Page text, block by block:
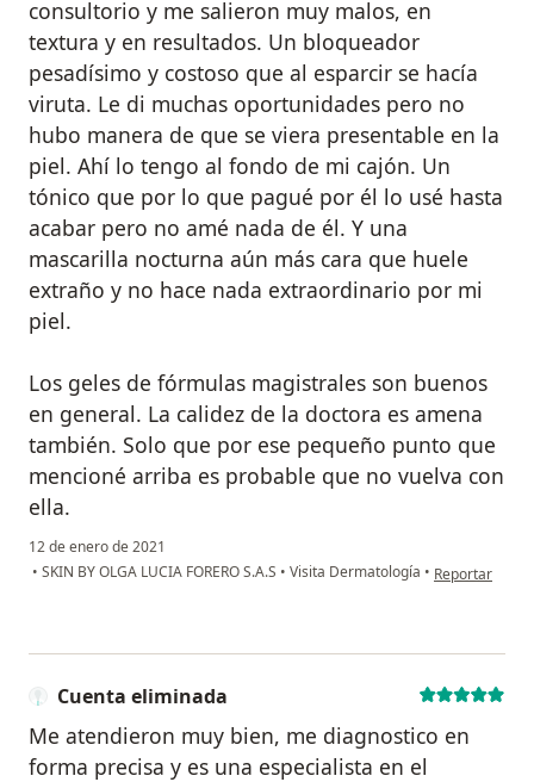
consultorio y me salieron muy malos, en
textura y en resultados. Un bloqueador
pesadísimo y costoso que al esparcir se hacía
viruta. Le di muchas oportunidades pero no
hubo manera de que se viera presentable en la
piel. Ahí lo tengo al fondo de mi cajón. Un
tónico que por lo que pagué por él lo usé hasta
acabar pero no amé nada de él. Y una
mascarilla nocturna aún más cara que huele
extraño y no hace nada extraordinario por mi
piel.
Los geles de fórmulas magistrales son buenos
en general. La calidez de la doctora es amena
también. Solo que por ese pequeño punto que
mencioné arriba es probable que no vuelva con
ella.
12 de enero de 2021
• SKIN BY OLGA LUCIA FORERO S.A.S • Visita Dermatología • en opinión del
Reportar
Cuenta eliminada
Me atendieron muy bien, me diagnostico en
forma precisa y es una especialista en el